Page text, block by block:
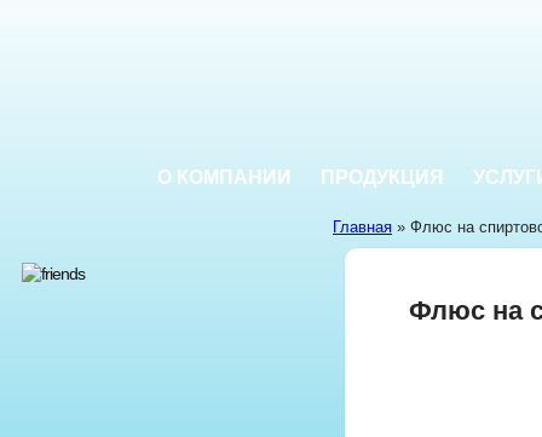
О КОМПАНИИ ПРОДУКЦИЯ
Главная » Флюс на
Флюс на